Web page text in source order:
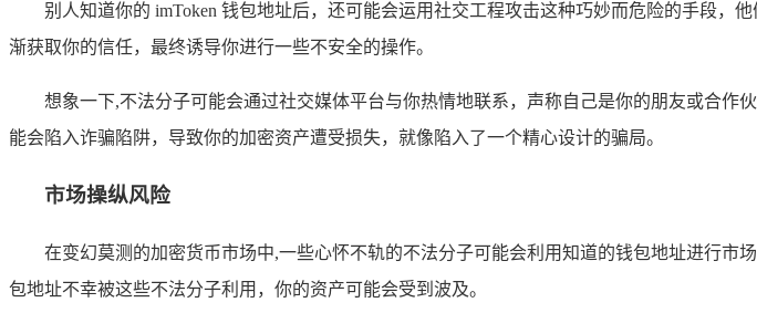
别人知道你的 imToken 钱包地址后，还可能会运用社交工程攻击这种巧妙而危险的手段
渐获取你的信任，最终诱导你进行一些不安全的操作。
想象一下,不法分子可能会通过社交媒体平台与你热情地联系，声称自己是你的朋友或合
能会陷入诈骗陷阱，导致你的加密资产遭受损失，就像陷入了一个精心设计的骗局。
市场操纵风险
在变幻莫测的加密货币市场中,一些心怀不轨的不法分子可能会利用知道的钱包地址进行
包地址不幸被这些不法分子利用，你的资产可能会受到波及。